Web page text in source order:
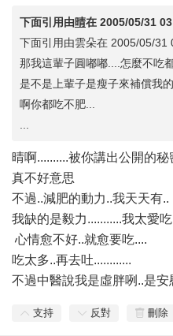
下面引用由晴在 2005/05/31
下面引用由雲朵在 2005/05/31
那我這輩子圓嘟嘟....怎麼不吃都
是不是上輩子是瘦子來補償我
啊你都吃不肥...
晴啊..........被你講出公開的秘
真不好意思
不過..減肥的動力..我天天有..
我缺的是毅力...........我太愛
心情愈不好..就愈要吃....
吃太多..再去吐............
不過中醫說我是虛胖咧..是
支持 反對 刪除